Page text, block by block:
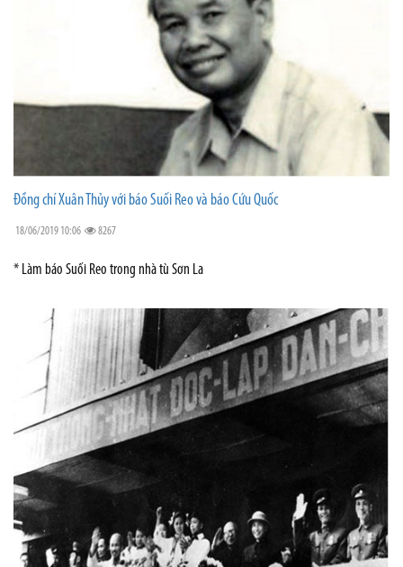
Đồng chí Xuân Thủy với báo Suối Reo và báo Cứu Quốc
18/06/2019 10:06 8267
* Làm báo Suối Reo trong nhà tù Sơn La